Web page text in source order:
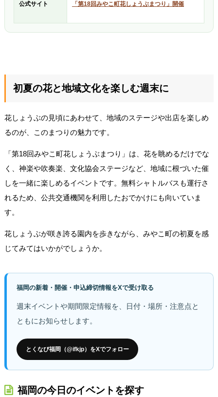
公式サイト 「第18回みやこ町花しょうぶまつり」開催
初夏の花と地域文化を楽しむ週末に
花しょうぶの見頃にあわせて、地域のステージや出店を楽しめ
るのが、このまつりの魅力です。
「第18回みやこ町花しょうぶまつり」は、花を眺めるだけでな
く、神楽や吹奏楽、文化協会ステージなど、地域に根づいた催
しを一緒に楽しめるイベントです。無料シャトルバスも運行さ
れるため、公共交通機関を利用したおでかけにも向いていま
す。
花しょうぶが咲き誇る園内を歩きながら、みやこ町の初夏を感
じてみてはいかがでしょうか。
福岡の新着・開催・申込締切情報をXで受け取る
週末イベントや期間限定情報を、日付・場所・注意点と
ともにお知らせします。
とくなび福岡（@ifkjp）をXでフォロー
福岡の今日のイベントを探す